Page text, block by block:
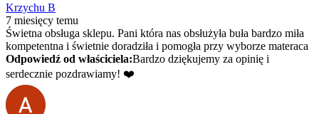
Krzychu B
7 miesięcy temu
Świetna obsługa sklepu. Pani która nas obsłużyła buła bardzo miła
kompetentna i świetnie doradziła i pomogła przy wyborze materaca
Odpowiedź od właściciela:Bardzo dziękujemy za opinię i
serdecznie pozdrawiamy! ❤️